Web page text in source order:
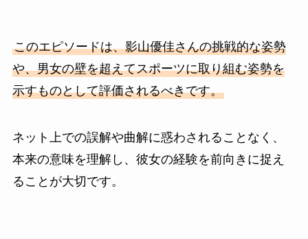
このエピソードは、影山優佳さんの挑戦的な姿勢
や、男女の壁を超えてスポーツに取り組む姿勢を
示すものとして評価されるべきです。
ネット上での誤解や曲解に惑わされることなく、
本来の意味を理解し、彼女の経験を前向きに捉え
ることが大切です。